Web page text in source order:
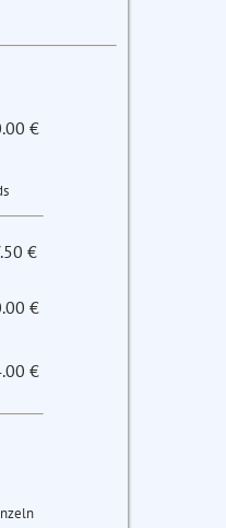
€
€
€
€